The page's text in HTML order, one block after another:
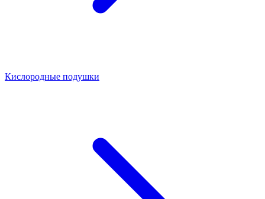
Кислородные подушки